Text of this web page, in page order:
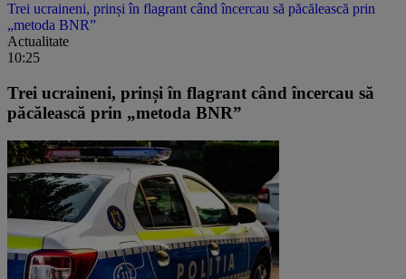
Trei ucraineni, prinși în flagrant când încercau să păcălească prin
„metoda BNR”
Actualitate
10:25
Trei ucraineni, prinși în flagrant când încercau să
păcălească prin „metoda BNR”